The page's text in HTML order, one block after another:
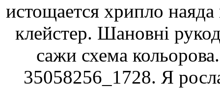
истощается хрипло
клейстер. Шановні
сажи схема
35058256_1728. Я